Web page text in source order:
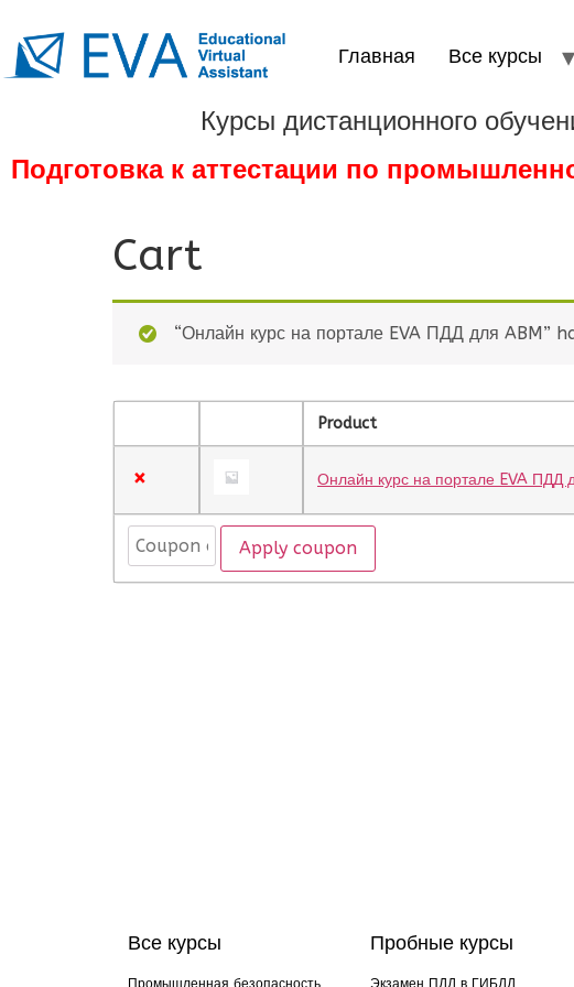
Главная Все курсы
Курсы дистанционного
Подготовка к аттестации по
Cart
“Онлайн курс на портале EVA ПДД для
Product
× Онлайн курс на портале EVA ПДД
Apply coupon
Все курсы
Промышленная безопасность
Пробные курсы
Экзамен ПДД в ГИБДД